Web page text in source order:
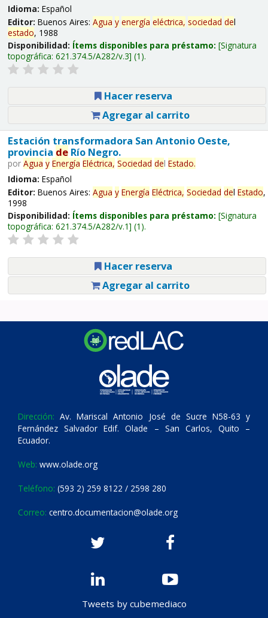
Idioma: Español
Editor: Buenos Aires: Agua y energía eléctrica, sociedad del
estado, 1988
Disponibilidad: Ítems disponibles para préstamo: Signatura
topográfica: 621.374.5/A282/v.3 (1).
Hacer reserva
Agregar al carrito
Estación transformadora San Antonio Oeste,
provincia deRío Negro.
por Agua y Energía Eléctrica, Sociedad del Estado.
Idioma: Español
Editor: Buenos Aires: Agua y Energía Eléctrica, Sociedad del Estado,
1998
Disponibilidad: Ítems disponibles para préstamo: Signatura
topográfica: 621.374.5/A282/v.1 (1).
Hacer reserva
Agregar al carrito
Dirección: Av. Mariscal Antonio José de Sucre N58-63 y
Fernández Salvador Edif. Olade – San Carlos, Quito –
Ecuador.
Web: www.olade.org
Teléfono: (593 2) 259 8122 / 2598 280
Correo: centro.documentacion@olade.org
Tweets by cubemediaco